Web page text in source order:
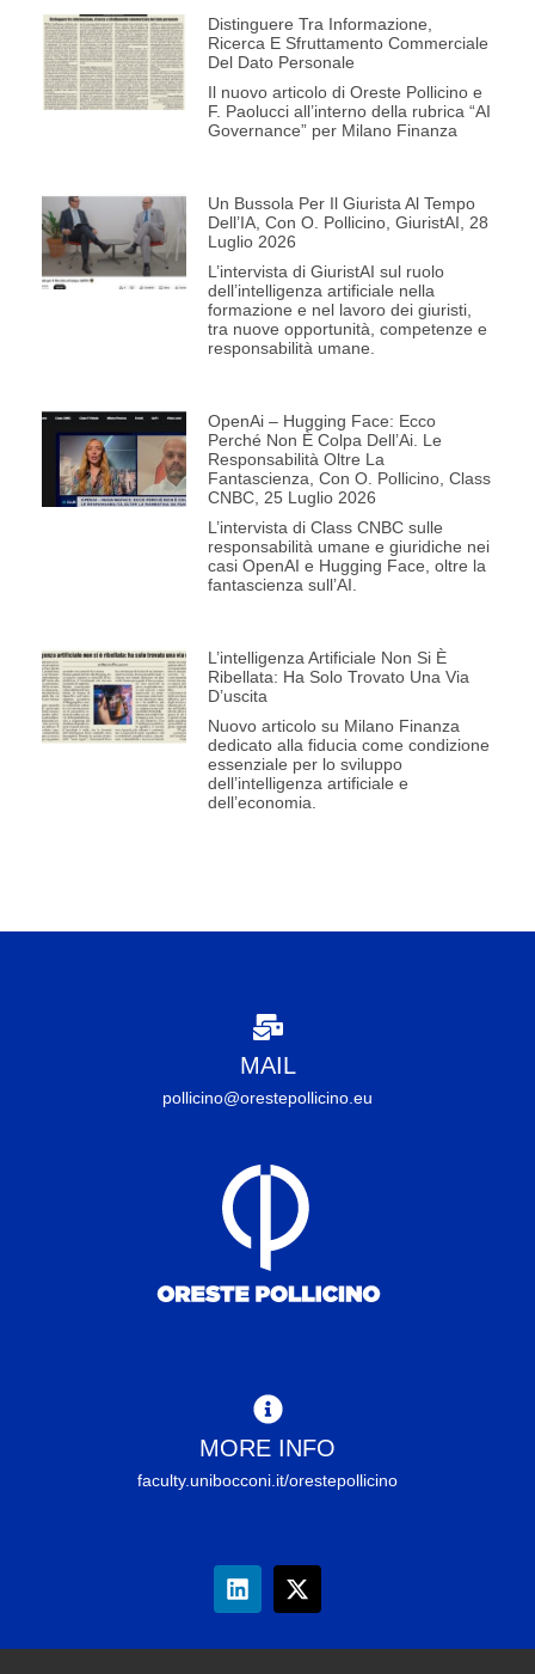
Distinguere Tra Informazione,
Ricerca E Sfruttamento Commerciale
Del Dato Personale
Il nuovo articolo di Oreste Pollicino e
F. Paolucci all’interno della rubrica “AI
Governance” per Milano Finanza
Un Bussola Per Il Giurista Al Tempo
Dell’IA, Con O. Pollicino, GiuristAI, 28
Luglio 2026
L’intervista di GiuristAI sul ruolo
dell’intelligenza artificiale nella
formazione e nel lavoro dei giuristi,
tra nuove opportunità, competenze e
responsabilità umane.
OpenAi – Hugging Face: Ecco
Perché Non È Colpa Dell’Ai. Le
Responsabilità Oltre La
Fantascienza, Con O. Pollicino, Class
CNBC, 25 Luglio 2026
L’intervista di Class CNBC sulle
responsabilità umane e giuridiche nei
casi OpenAI e Hugging Face, oltre la
fantascienza sull’AI.
L’intelligenza Artificiale Non Si È
Ribellata: Ha Solo Trovato Una Via
D’uscita
Nuovo articolo su Milano Finanza
dedicato alla fiducia come condizione
essenziale per lo sviluppo
dell’intelligenza artificiale e
dell’economia.
MAIL
pollicino@orestepollicino.eu
MORE INFO
faculty.unibocconi.it/orestepollicino